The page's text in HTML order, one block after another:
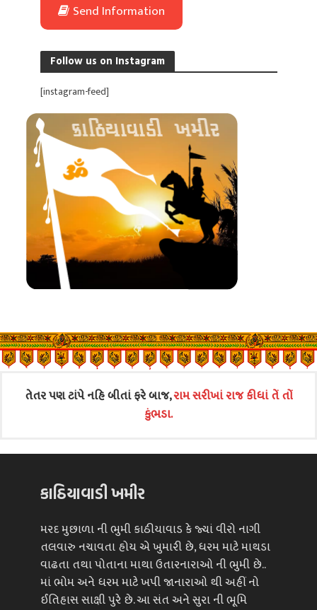
Send Information
Follow us on Instagram
[instagram-feed]
તેતર પણ ટાંપે નહિ બીતાં ફરે બાજ,રામ સરીખાં રાજ કીધાં તેં તોં
કુંભડા.
કાઠિયાવાડી ખમીર
મરદ મુછાળા ની ભુમી કાઠીયાવાડ કે જ્યાં વીરો નાગી
તલવારુ નચાવતા હોય એ ખુમારી છે, ધરમ માટે માથડા
વાઢતા તથા પોતાના માથા ઉતારનારાઓ ની ભુમી છે..
માં ભોમ અને ધરમ માટે ખપી જાનારાઓ થી અહીં નો
ઈતિહાસ સાક્ષી પુરે છે. આ સંત અને સુરા ની ભૂમિ